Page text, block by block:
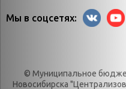
Богатков
Новости
Мы в соцсетях:
© Муниципальное
Новосибирска